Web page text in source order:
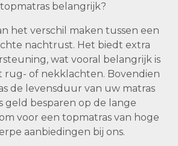
belangrijk?
het verschil maken tussen een
nachtrust. Het biedt extra
wat vooral belangrijk is
rug- of nekklachten. Bovendien
de levensduur van uw matras
geld besparen op de lange
voor een topmatras van hoge
aanbiedingen bij ons.